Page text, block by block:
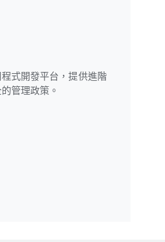
式開發平台，提供進階
管理政策。